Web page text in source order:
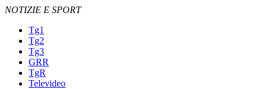
NOTIZIE E SPORT
Tg1
Tg2
Tg3
GRR
TgR
Televideo